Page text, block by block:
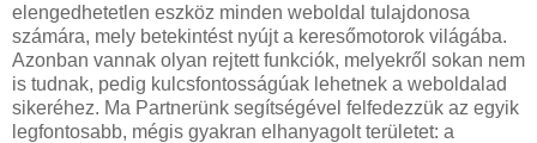
elengedhetetlen eszköz minden weboldal tulajdonosa
számára, mely betekintést nyújt a keresőmotorok világába.
Azonban vannak olyan rejtett funkciók, melyekről sokan nem
is tudnak, pedig kulcsfontosságúak lehetnek a weboldalad
sikeréhez. Ma Partnerünk segítségével felfedezzük az egyik
legfontosabb, mégis gyakran elhanyagolt területet: a